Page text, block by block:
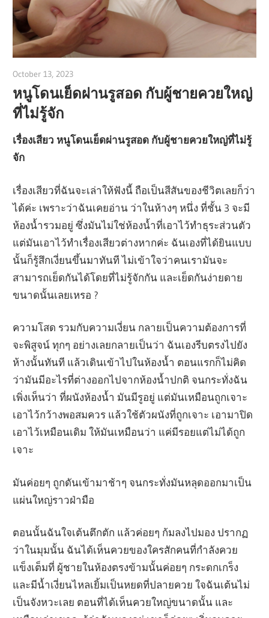
October 13, 2023
หนูโดนเย็ดผ่านรูสอด กับผู้ชายควยใหญ่
ที่ไม่รู้จัก
เรื่องเสียว หนูโดนเย็ดผ่านรูสอด กับผู้ชายควยใหญ่ที่ไม่รู้
จัก
เรื่องเสียวที่ฉันจะเล่าให้ฟังนี้ ถือเป็นสีสันของชีวิตเลยก็ว่า
ได้ค่ะ เพราะว่าฉันเคยอ่าน ว่าในห้างๆ หนึ่ง ที่ชั้น 3 จะมี
ห้องน้ำรวมอยู่ ซึ่งมันไม่ใช่ห้องน้ำที่เอาไว้ทำธุระส่วนตัว
แต่มันเอาไว้ทำเรื่องเสียวต่างหากค่ะ ฉันเองที่ได้ยินแบบ
นั้นก็รู้สึกเงี่ยนขึ้นมาทันที ไม่เข้าใจว่าคนเรามันจะ
สามารถเย็ดกันได้โดยที่ไม่รู้จักกัน และเย็ดกันง่ายดาย
ขนาดนั้นเลยเหรอ ?
ความโสด รวมกับความเงี่ยน กลายเป็นความต้องการที่
จะพิสูจน์ ทุกๆ อย่างเลยกลายเป็นว่า ฉันเองรีบตรงไปยัง
ห้างนั้นทันที แล้วเดินเข้าไปในห้องน้ำ ตอนแรกก็ไม่คิด
ว่ามันมีอะไรที่ต่างออกไปจากห้องน้ำปกติ จนกระทั่งฉัน
เพิ่งเห็นว่า ที่ผนังห้องน้ำ มันมีรูอยู่ แต่มันเหมือนถูกเจาะ
เอาไว้กว้างพอสมควร แล้วใช้ตัวผนังที่ถูกเจาะ เอามาปิด
เอาไว้เหมือนเดิม ให้มันเหมือนว่า แค่มีรอยแต่ไม่ได้ถูก
เจาะ
มันค่อยๆ ถูกดันเข้ามาช้าๆ จนกระทั่งมันหลุดออกมาเป็น
แผ่นใหญ่ราวฝ่ามือ
ตอนนั้นฉันใจเต้นตึกตัก แล้วค่อยๆ ก้มลงไปมอง ปรากฏ
ว่าในมุมนั้น ฉันได้เห็นควยของใครสักคนที่กำลังควย
แข็งเต็มที่ ผู้ชายในห้องตรงข้ามนั้นค่อยๆ กระดกเกร็ง
และมีน้ำเงี่ยนไหลเยิ้มเป็นหยดที่ปลายควย ใจฉันเต้นไม่
เป็นจังหวะเลย ตอนที่ได้เห็นควยใหญ่ขนาดนั้น และ